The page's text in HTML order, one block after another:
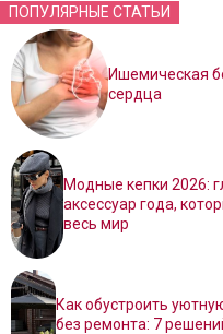
ПОПУЛЯРНЫЕ СТАТЬИ
Ишемическая
сердца
Модные кепки 2026:
аксессуар года,
весь мир
Как обустроить
без ремонта: 7